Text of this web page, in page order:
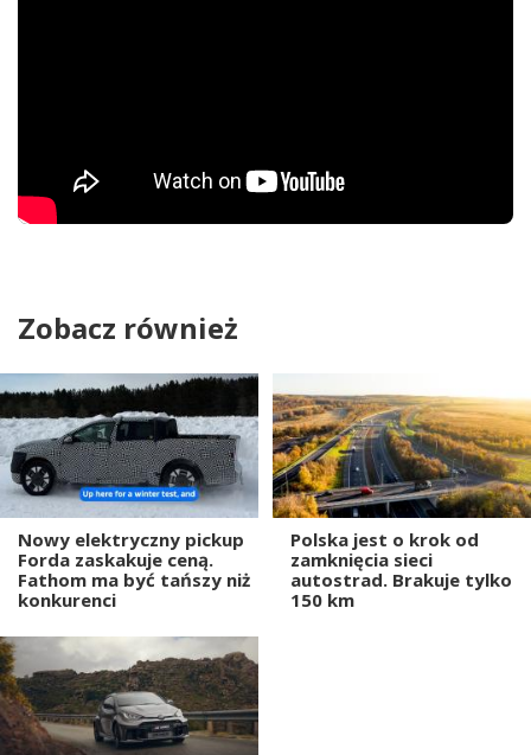
Zobacz również
Nowy elektryczny pickup
Forda zaskakuje ceną.
Fathom ma być tańszy niż
konkurenci
Polska jest o krok od
zamknięcia sieci
autostrad. Brakuje tylko
150 km